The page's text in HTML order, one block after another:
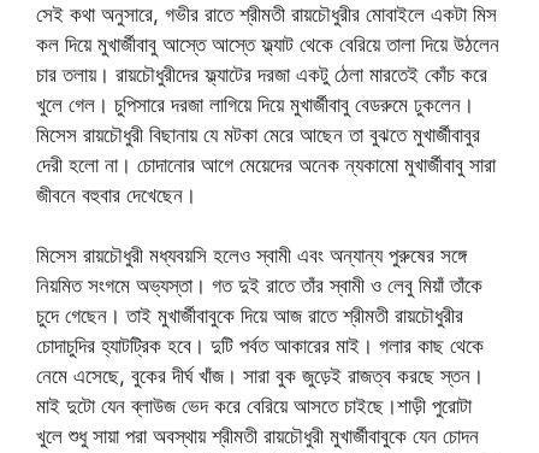
সেই কথা অনুসারে, গভীর রাতে শ্রীমতী রায়চৌধুরীর মোবাইলে একটা মিস
কল দিয়ে মুখার্জীবাবু আস্তে আস্তে ফ্ল্যাট থেকে বেরিয়ে তালা দিয়ে উঠলেন
চার তলায়। রায়চৌধুরীদের ফ্ল্যাটের দরজা একটু ঠেলা মারতেই কোঁচ করে
খুলে গেল। চুপিসারে দরজা লাগিয়ে দিয়ে মুখার্জীবাবু বেডরুমে ঢুকলেন।
মিসেস রায়চৌধুরী বিছানায় যে মটকা মেরে আছেন তা বুঝতে মুখার্জীবাবুর
দেরী হলো না। চোদানোর আগে মেয়েদের অনেক ন্যকামো মুখার্জীবাবু সারা
জীবনে বহুবার দেখেছেন।
মিসেস রায়চৌধুরী মধ্যবয়সি হলেও স্বামী এবং অন্যান্য পুরুষের সঙ্গে
নিয়মিত সংগমে অভ্যস্তা। গত দুই রাতে তাঁর স্বামী ও লেবু মিয়াঁ তাঁকে
চুদে গেছেন। তাই মুখার্জীবাবুকে দিয়ে আজ রাতে শ্রীমতী রায়চৌধুরীর
চোদাচুদির হ্যাটট্রিক হবে। দুটি পর্বত আকারের মাই। গলার কাছ থেকে
নেমে এসেছে, বুকের দীর্ঘ খাঁজ। সারা বুক জুড়েই রাজত্ব করছে স্তন।
মাই দুটো যেন ব্লাউজ ভেদ করে বেরিয়ে আসতে চাইছে।শাড়ী পুরোটা
খুলে শুধু সায়া পরা অবস্থায় শ্রীমতী রায়চৌধুরী মুখার্জীবাবুকে যেন চোদন